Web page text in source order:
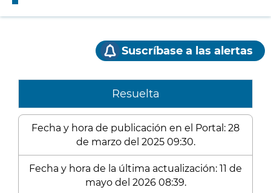
Suscríbase a las alertas
Resuelta
Fecha y hora de publicación en el Portal: 28
de marzo del 2025 09:30.
Fecha y hora de la última actualización: 11 de
mayo del 2026 08:39.